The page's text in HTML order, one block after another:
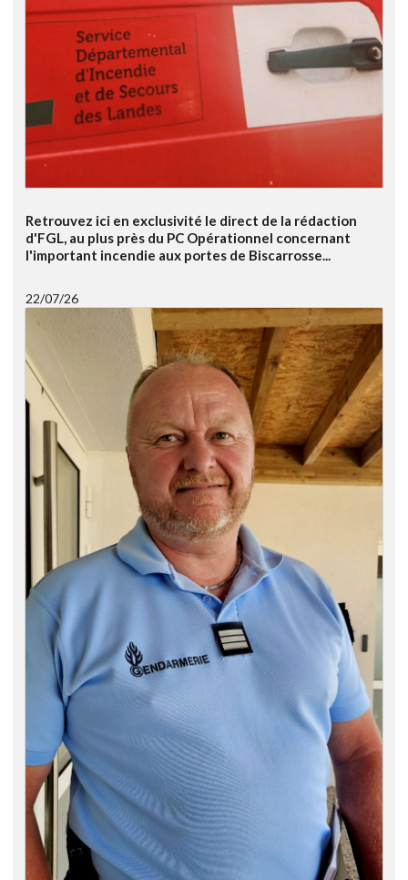
Retrouvez ici en exclusivité le direct de la rédaction
d'FGL, au plus près du PC Opérationnel concernant
l'important incendie aux portes de Biscarrosse...
22/07/26